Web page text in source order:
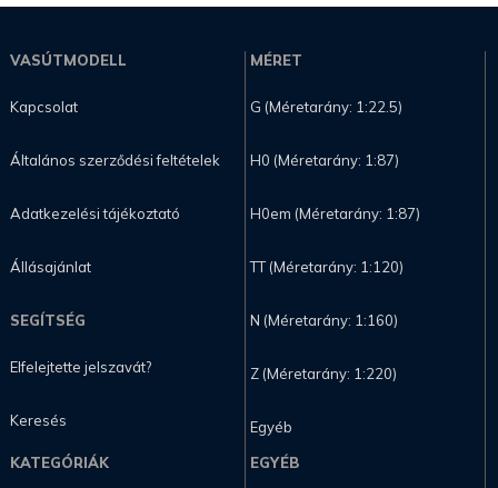
VASÚTMODELL
Kapcsolat
Általános szerződési feltételek
Adatkezelési tájékoztató
Állásajánlat
SEGÍTSÉG
Elfelejtette jelszavát?
Keresés
MÉRET
G (Méretarány: 1:22.5)
H0 (Méretarány: 1:87)
H0em (Méretarány: 1:87)
TT (Méretarány: 1:120)
N (Méretarány: 1:160)
Z (Méretarány: 1:220)
Egyéb
KATEGÓRIÁK
EGYÉB